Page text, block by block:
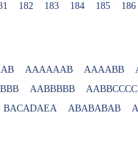
182 183 184 185 186
AAAAAAB AAAABB
AABBBBB AABBCCCC
BACADAEA ABABABAB